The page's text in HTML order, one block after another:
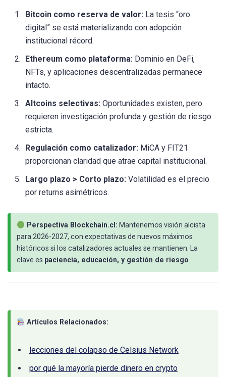
Bitcoin como reserva de valor: La tesis “oro
digital” se está materializando con adopción
institucional récord.
Ethereum como plataforma: Dominio en DeFi,
NFTs, y aplicaciones descentralizadas permanece
intacto.
Altcoins selectivas: Oportunidades existen, pero
requieren investigación profunda y gestión de riesgo
estricta.
Regulación como catalizador: MiCA y FIT21
proporcionan claridad que atrae capital institucional.
Largo plazo > Corto plazo: Volatilidad es el precio
por returns asimétricos.
Perspectiva Blockchain.cl: Mantenemos visión alcista
para 2026-2027, con expectativas de nuevos máximos
históricos si los catalizadores actuales se mantienen. La
clave es paciencia, educación, y gestión de riesgo
Artículos Relacionados:
lecciones del colapso de Celsius Network
por qué la mayoría pierde dinero en crypto